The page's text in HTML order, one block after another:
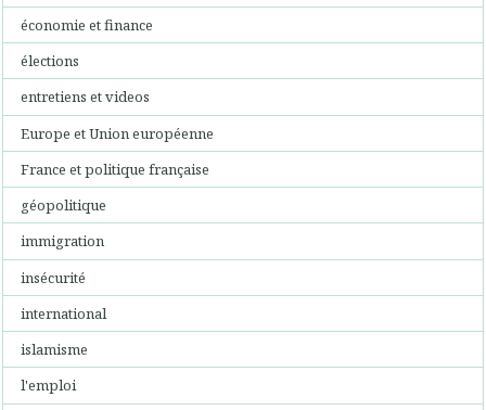
économie et finance
élections
entretiens et videos
Europe et Union européenne
France et politique française
géopolitique
immigration
insécurité
international
islamisme
l'emploi